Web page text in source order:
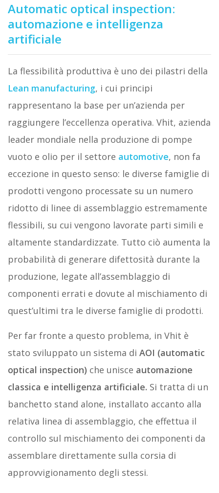
Automatic optical inspection:
automazione e intelligenza
artificiale
La flessibilità produttiva è uno dei pilastri della
Lean manufacturing, i cui principi
rappresentano la base per un’azienda per
raggiungere l’eccellenza operativa. Vhit, azienda
leader mondiale nella produzione di pompe
vuoto e olio per il settore automotive, non fa
eccezione in questo senso: le diverse famiglie di
prodotti vengono processate su un numero
ridotto di linee di assemblaggio estremamente
flessibili, su cui vengono lavorate parti simili e
altamente standardizzate. Tutto ciò aumenta la
probabilità di generare difettosità durante la
produzione, legate all’assemblaggio di
componenti errati e dovute al mischiamento di
quest’ultimi tra le diverse famiglie di prodotti.
Per far fronte a questo problema, in Vhit è
stato sviluppato un sistema di AOI (automatic
optical inspection) che unisce automazione
classica e intelligenza artificiale. Si tratta di un
banchetto stand alone, installato accanto alla
relativa linea di assemblaggio, che effettua il
controllo sul mischiamento dei componenti da
assemblare direttamente sulla corsia di
approvvigionamento degli stessi.